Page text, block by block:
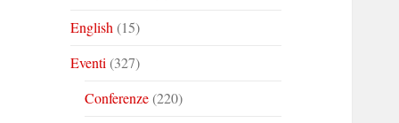
English (15)
Eventi (327)
Conferenze(220)